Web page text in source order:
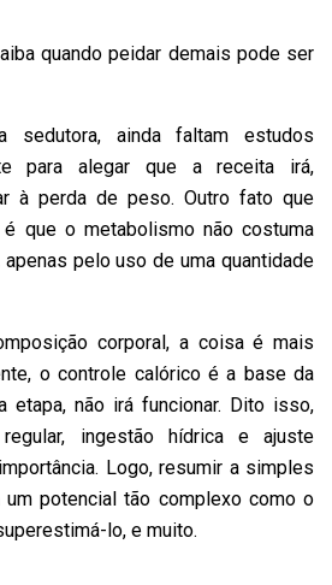
quando peidar demais pode ser
sedutora, ainda faltam estudos
para alegar que a receita irá,
à perda de peso. Outro fato que
que o metabolismo não costuma
pelo uso de uma quantidade
corporal, a coisa é mais
o controle calórico é a base da
etapa, não irá funcionar. Dito isso,
ingestão hídrica e ajuste
Logo, resumir a simples
potencial tão complexo como o
lo, e muito.